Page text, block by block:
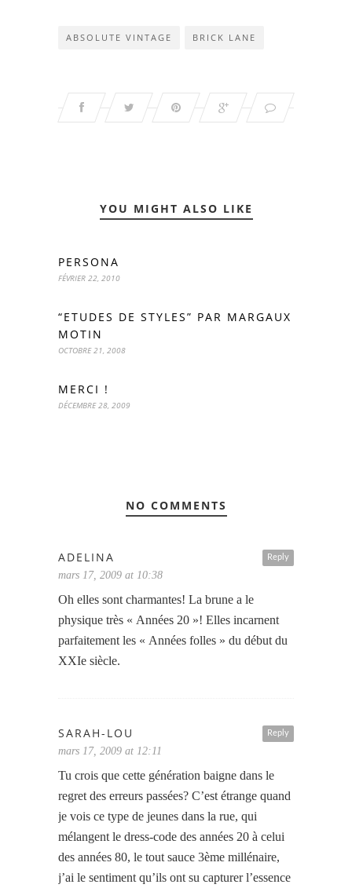
ABSOLUTE VINTAGE BRICK LANE
YOU MIGHT ALSO LIKE
PERSONA
FÉVRIER 22, 2010
“ETUDES DE STYLES” PAR MARGAUX
MOTIN
OCTOBRE 21, 2008
MERCI !
DÉCEMBRE 28, 2009
NO COMMENTS
Reply
ADELINA
mars 17, 2009 at 10:38
Oh elles sont charmantes! La brune a le
physique très « Années 20 »! Elles incarnent
parfaitement les « Années folles » du début du
XXIe siècle.
Reply
SARAH-LOU
mars 17, 2009 at 12:11
Tu crois que cette génération baigne dans le
regret des erreurs passées? C’est étrange quand
je vois ce type de jeunes dans la rue, qui
mélangent le dress-code des années 20 à celui
des années 80, le tout sauce 3ème millénaire,
j’ai le sentiment qu’ils ont su capturer l’essence